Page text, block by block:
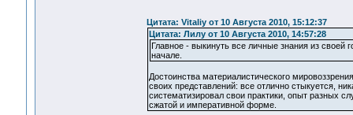
Цитата: Vitaliy от 10 Августа 2010, 15:12:37
Цитата: Лилу от 10 Августа 2010, 14:57:28
Главное - выкинуть все личные знания из
начале.
Достоинства материалистического
своих представлений: все отлично стыкуется,
систематизировал свои практики, опыт разных
сжатой и императивной форме.